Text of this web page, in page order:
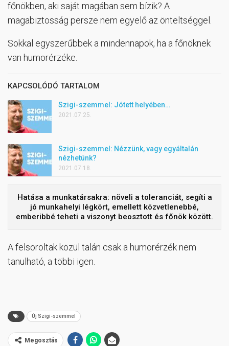
főnökben, aki saját magában sem bízik? A
magabiztosság persze nem egyelő az önteltséggel.
Sokkal egyszerűbbek a mindennapok, ha a főnöknek
van humorérzéke.
KAPCSOLÓDÓ TARTALOM
Szigi-szemmel: Jótett helyében…
2021.07.25.
Szigi-szemmel: Nézzünk, vagy egyáltalán
nézhetünk?
2021.07.18.
Hatása a munkatársakra: növeli a toleranciát, segíti a
jó munkahelyi légkört, emellett közvetlenebbé,
emberibbé teheti a viszonyt beosztott és főnök között.
A felsoroltak közül talán csak a humorérzék nem
tanulható, a többi igen.
Új Szigi-szemmel
Megosztás